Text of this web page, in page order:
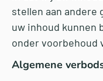
stellen aan andere
uw inhoud kunnen
onder voorbehoud
Algemene